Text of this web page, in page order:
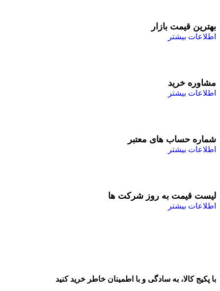
بهترین قیمت بازار
اطلاعات بیشتر
مشاوره خرید
اطلاعات بیشتر
شماره حساب های معتبر
اطلاعات بیشتر
لیست قیمت به روز شرکت ها
اطلاعات بیشتر
با پکیج کالا، به سادگی و با اطمینان خاطر خرید کنید